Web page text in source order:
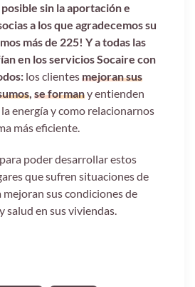
sin la aportación e
a los que agradecemos su
más de 225! Y a todas las
en los servicios Socaire con
los clientesmejoran sus
, se formany entienden
energía y como relacionarnos
más eficiente.
poder desarrollar estos
que sufren situaciones de
sus condiciones de
salud en sus viviendas.